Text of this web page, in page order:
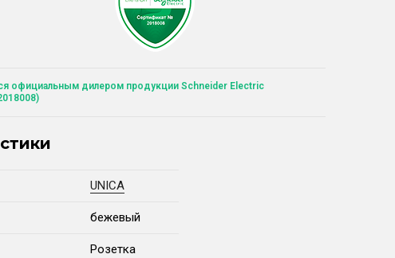
официальным дилером продукции Schneider Electric
UNICA
бежевый
Розетка